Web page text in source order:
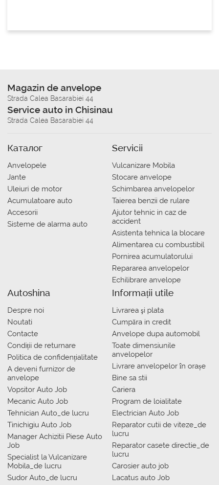
Magazin de anvelope
Strada Calea Basarabiei 44
Service auto in Chisinau
Strada Calea Basarabiei 44
Каталог
Anvelopele
Jante
Uleiuri de motor
Acumulatoare auto
Accesorii
Sisteme de alarma auto
Servicii
Vulcanizare Mobila
Stocare anvelope
Schimbarea anvelopelor
Taierea benzii de rulare
Ajutor tehnic in caz de
accident
Asistenta tehnica la blocare
Alimentarea cu combustibil
Pornirea acumulatorului
Repararea anvelopelor
Echilibrare anvelope
Autoshina
Despre noi
Noutati
Contacte
Condiții de returnare
Politica de confidențialitate
A deveni furnizor de
anvelope
Vopsitor Auto Job
Mecanic Auto Job
Tehnician Auto_de lucru
Tinichigiu Auto Job
Manager Achizitii Piese Auto
Job
Specialist la Vulcanizare
Mobila_de lucru
Sudor Auto_de lucru
Informații utile
Livrarea şi plata
Сumpăra in credit
Anvelope dupa automobil
Toate dimensiunile
anvelopelor
Livrare anvelopelor în orașe
Bine sa stii
Cariera
Program de loialitate
Electrician Auto Job
Reparator cutii de viteze_de
lucru
Reparator casete directie_de
lucru
Carosier auto job
Lacatus auto Job